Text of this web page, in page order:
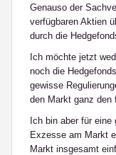
Genauso der
verfügbaren Aktien
durch die
Ich möchte jetzt
noch die
gewisse
den Markt ganz
Ich bin aber für
Exzesse am Markt
Markt insgesamt